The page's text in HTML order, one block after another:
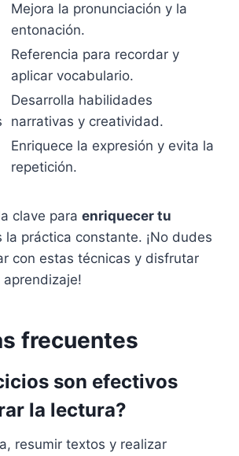
Mejora la pronunciación y la
entonación.
Referencia para recordar y
aplicar vocabulario.
Desarrolla habilidades
narrativas y creatividad.
Enriquece la expresión y evita la
repetición.
clave para enriquecer tu
la práctica constante. ¡No dudes
con estas técnicas y disfrutar
frecuentes
son efectivos
la lectura?
resumir textos y realizar